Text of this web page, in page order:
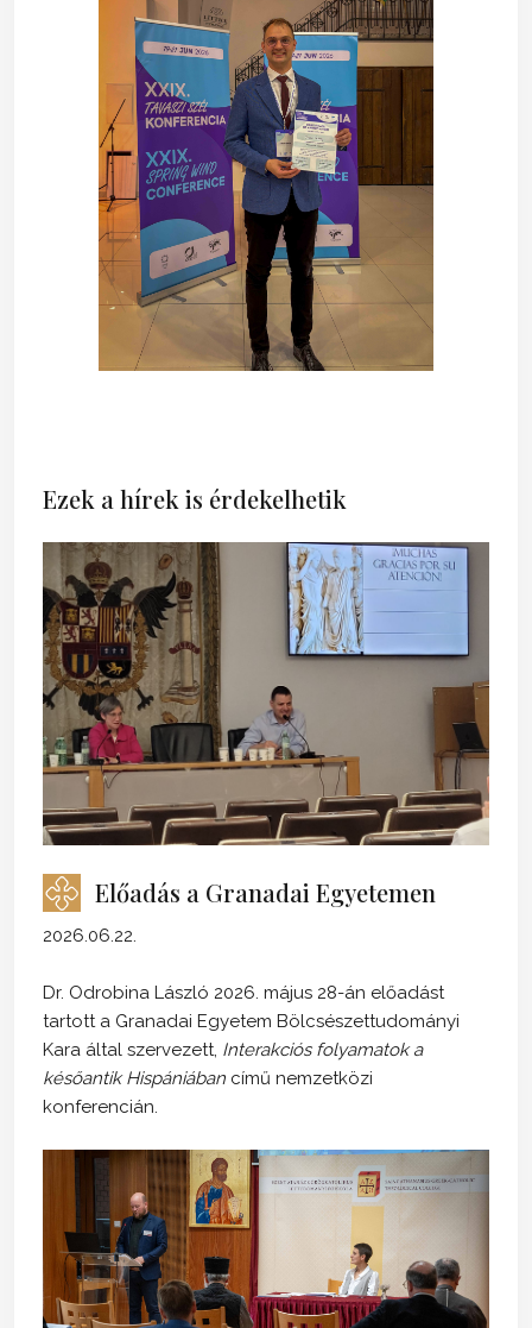
Ezek a hírek is érdekelhetik
Előadás a Granadai Egyetemen
2026.06.22.
Dr. Odrobina László 2026. május 28-án előadást
tartott a Granadai Egyetem Bölcsészettudományi
Kara által szervezett, Interakciós folyamatok a
későantik Hispániában című nemzetközi
konferencián.